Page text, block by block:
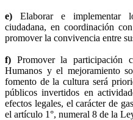
e) Elaborar e implementar
ciudadana, en coordinación
promover la convivencia entre
f) Promover la participación
Humanos y el mejoramiento
fomento de la cultura será
públicos invertidos en
efectos legales, el carácter de
el artículo 1°, numeral 8 de la